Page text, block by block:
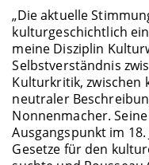
„Die aktuelle
kulturgeschichtlich
meine Disziplin
Selbstverständnis
Kulturkritik, zwischen
neutraler
Nonnenmacher.
Ausgangspunkt im
Gesetze für den